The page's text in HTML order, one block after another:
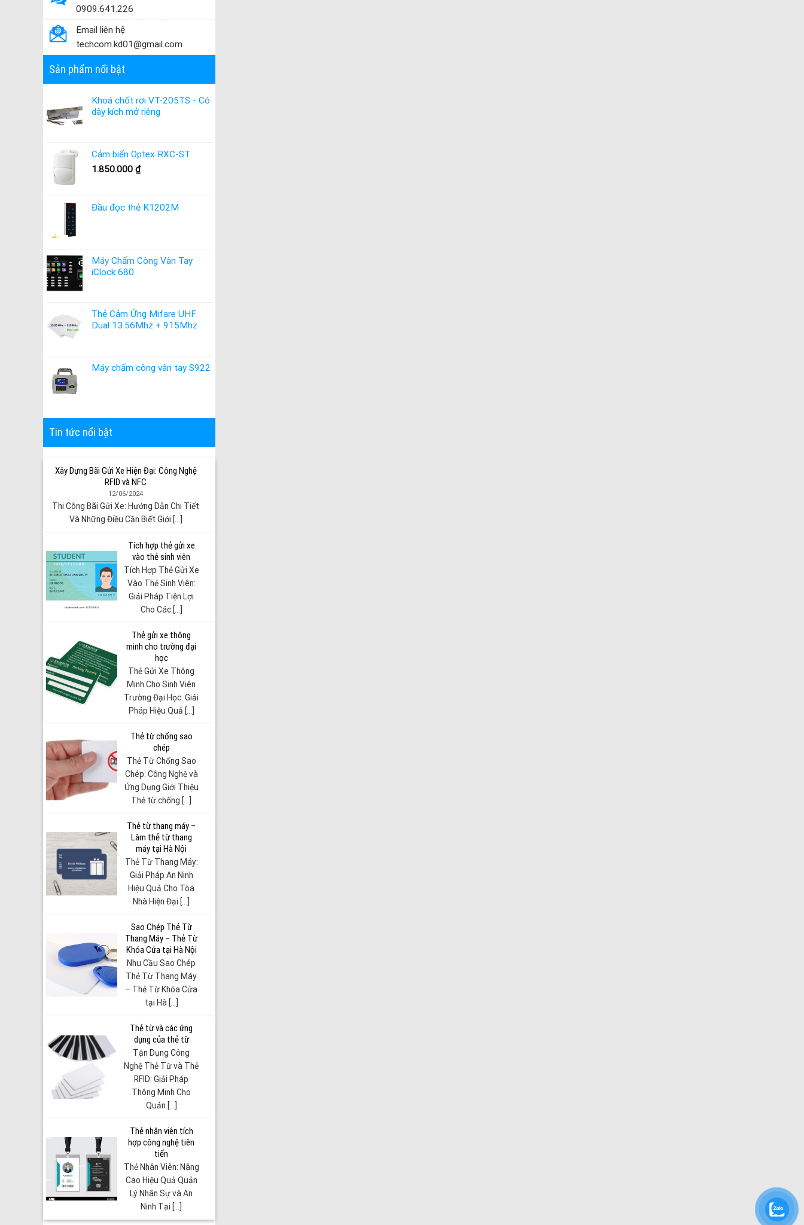
0909.641.226
Email liên hệ
techcom.kd01@gmail.com
Sản phẩm nổi bật
Khoá chốt rơi VT-205TS - Có
dây kích mở riêng
Cảm biến Optex RXC-ST
1.850.000 ₫
Đầu đọc thẻ K1202M
Máy Chấm Công Vân Tay
iClock 680
Thẻ Cảm Ứng Mifare UHF
Dual 13.56Mhz + 915Mhz
Máy chấm công vân tay S922
Tin tức nổi bật
Xây Dựng Bãi Gửi Xe Hiện Đại: Công Nghệ
RFID và NFC
12/06/2024
Thi Công Bãi Gửi Xe: Hướng Dẫn Chi Tiết
Và Những Điều Cần Biết Giới [...]
Tích hợp thẻ gửi xe
vào thẻ sinh viên
Tích Hợp Thẻ Gửi Xe
Vào Thẻ Sinh Viên:
Giải Pháp Tiện Lợi
Cho Các [...]
Thẻ gửi xe thông
minh cho trường đại
học
Thẻ Gửi Xe Thông
Minh Cho Sinh Viên
Trường Đại Học: Giải
Pháp Hiệu Quả [...]
Thẻ từ chống sao
chép
Thẻ Từ Chống Sao
Chép: Công Nghệ và
Ứng Dụng Giới Thiệu
Thẻ từ chống [...]
Thẻ từ thang máy –
Làm thẻ từ thang
máy tại Hà Nội
Thẻ Từ Thang Máy:
Giải Pháp An Ninh
Hiệu Quả Cho Tòa
Nhà Hiện Đại [...]
Sao Chép Thẻ Từ
Thang Máy – Thẻ Từ
Khóa Cửa tại Hà Nội
Nhu Cầu Sao Chép
Thẻ Từ Thang Máy
– Thẻ Từ Khóa Cửa
tại Hà [...]
Thẻ từ và các ứng
dụng của thẻ từ
Tận Dụng Công
Nghệ Thẻ Từ và Thẻ
RFID: Giải Pháp
Thông Minh Cho
Quản [...]
Thẻ nhân viên tích
hợp công nghệ tiên
tiến
Thẻ Nhân Viên: Nâng
Cao Hiệu Quả Quản
Lý Nhân Sự và An
Ninh Tại [...]